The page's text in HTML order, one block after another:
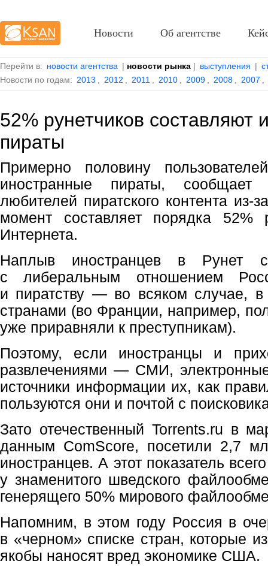
Перейти в: новости агентства | новости рынка | выступления |
Новости по годам: 2013 2012 2011 2010 2009 2008 2007
52% рунетчиков составляют
пираты
Примерно половину
иностранные пираты, сообщает
любителей пиратского контента из-
момент составляет порядка 52%
Интернета.
Наплыв иностранцев в Рунет
с либеральным отношением
и пиратству — во всяком случае, в
странами (во Франции, например,
уже приравняли к преступникам).
Поэтому, если иностранцы и
развлечениями — СМИ,
источники информации их, как
пользуются они и почтой с
Зато отечественный Torrents.ru в
данным ComScore, посетили 2,7
иностранцев. А этот показатель
у знаменитого шведского
генерящего 50% мирового
Напомним, в этом году Россия в
в «черном» списке стран, которые
якобы наносят вред экономике США.
Новости Об агентстве